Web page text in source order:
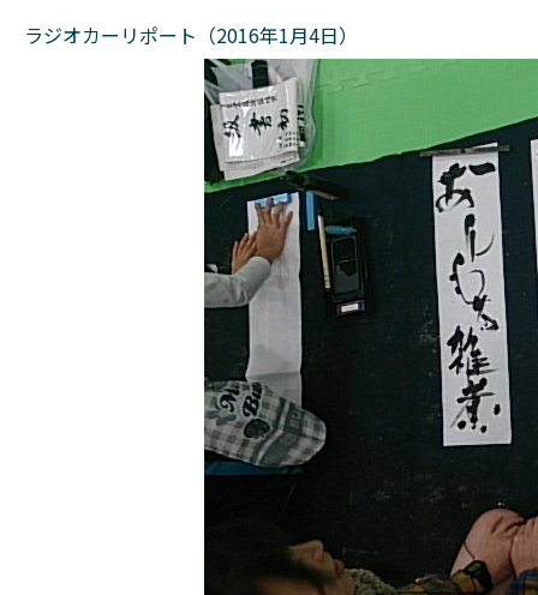
ラジオカーリポート（2016年1月4日）